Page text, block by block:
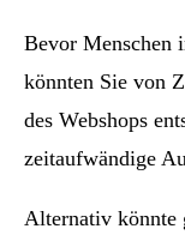
Bevor Menschen
könnten Sie von
des Webshops
zeitaufwändige
Alternativ könnte